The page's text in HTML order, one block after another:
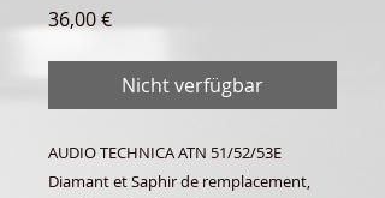
36,00 €Preis
Nicht verfügbar
AUDIO TECHNICA ATN 51/52/53E
Diamant et Saphir de remplacement,